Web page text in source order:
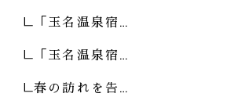
「玉名温泉宿…
「玉名温泉宿…
春の訪れを告…